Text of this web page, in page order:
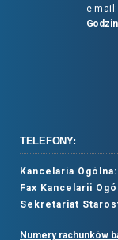
e-mail:
TELEFONY:
Kancelaria Ogólna:
Fax Kancelarii
Sekretariat
Numery rachunków